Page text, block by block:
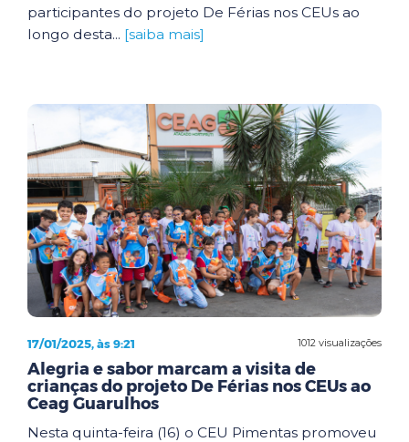
participantes do projeto De Férias nos CEUs ao
longo desta... [saiba mais]
1012 visualizações
17/01/2025, às 9:21
Alegria e sabor marcam a visita de
crianças do projeto De Férias nos CEUs ao
Ceag Guarulhos
Nesta quinta-feira (16) o CEU Pimentas promoveu